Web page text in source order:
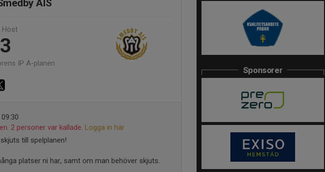
AIS
Höst
IP A-planen
2 personer var kallade. Logga in här
till spelplanen!
platser ni har, samt om man behöver skjuts.
Sponsorer